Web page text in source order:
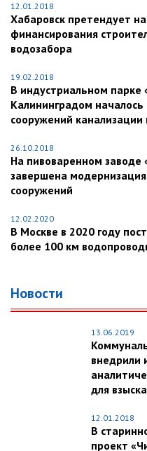
12.01.2018
Хабаровск претендует
финансирования
водозабора
19.02.2018
В индустриальном парке
Калининградом
сооружений канализации
26.10.2018
На пивоваренном заводе
завершена
сооружений
12.02.2020
В Москве в 2020 году
более 100 км
Новости
13.06.2019
внедрили
для
12.01.2018
В
проект